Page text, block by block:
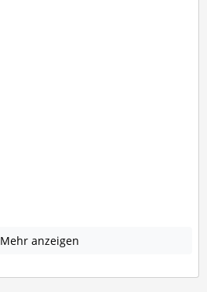
Mehr anzeigen